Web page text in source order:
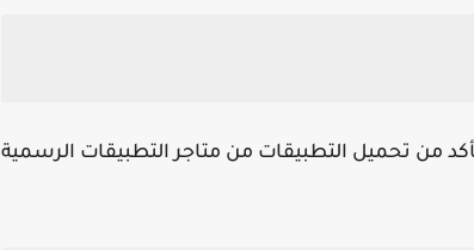
من تحميل التطبيقات من متاجر التطبيقات الرسمية